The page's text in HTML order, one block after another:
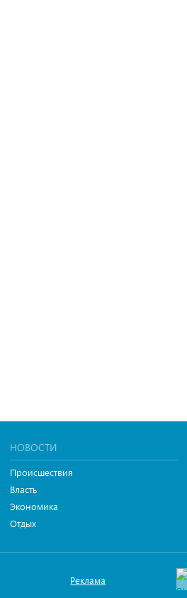
НОВОСТИ
Происшествия
Власть
Экономика
Отдых
Реклама